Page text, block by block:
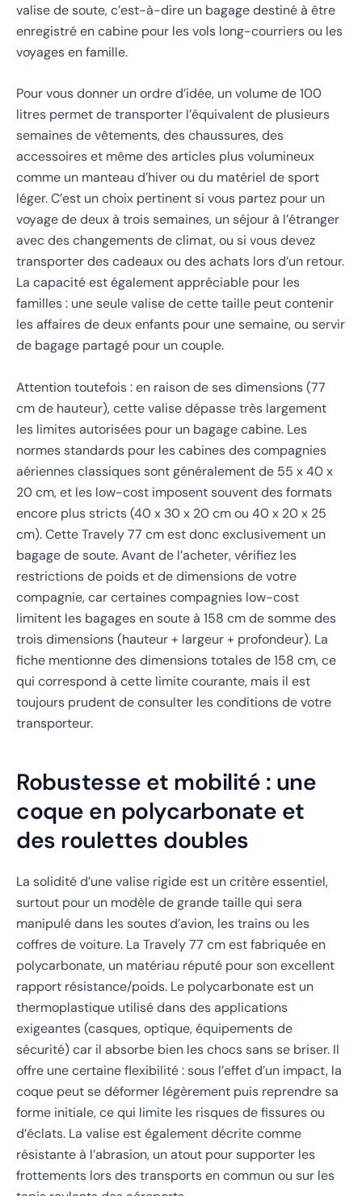
valise de soute, c’est-à-dire un bagage destiné à être
enregistré en cabine pour les vols long-courriers ou les
voyages en famille.
Pour vous donner un ordre d’idée, un volume de 100
litres permet de transporter l’équivalent de plusieurs
semaines de vêtements, des chaussures, des
accessoires et même des articles plus volumineux
comme un manteau d’hiver ou du matériel de sport
léger. C’est un choix pertinent si vous partez pour un
voyage de deux à trois semaines, un séjour à l’étranger
avec des changements de climat, ou si vous devez
transporter des cadeaux ou des achats lors d’un retour.
La capacité est également appréciable pour les
familles : une seule valise de cette taille peut contenir
les affaires de deux enfants pour une semaine, ou servir
de bagage partagé pour un couple.
Attention toutefois : en raison de ses dimensions (77
cm de hauteur), cette valise dépasse très largement
les limites autorisées pour un bagage cabine. Les
normes standards pour les cabines des compagnies
aériennes classiques sont généralement de 55 x 40 x
20 cm, et les low-cost imposent souvent des formats
encore plus stricts (40 x 30 x 20 cm ou 40 x 20 x 25
cm). Cette Travely 77 cm est donc exclusivement un
bagage de soute. Avant de l’acheter, vérifiez les
restrictions de poids et de dimensions de votre
compagnie, car certaines compagnies low-cost
limitent les bagages en soute à 158 cm de somme des
trois dimensions (hauteur + largeur + profondeur). La
fiche mentionne des dimensions totales de 158 cm, ce
qui correspond à cette limite courante, mais il est
toujours prudent de consulter les conditions de votre
transporteur.
Robustesse et mobilité : une
coque en polycarbonate et
des roulettes doubles
La solidité d’une valise rigide est un critère essentiel,
surtout pour un modèle de grande taille qui sera
manipulé dans les soutes d’avion, les trains ou les
coffres de voiture. La Travely 77 cm est fabriquée en
polycarbonate, un matériau réputé pour son excellent
rapport résistance/poids. Le polycarbonate est un
thermoplastique utilisé dans des applications
exigeantes (casques, optique, équipements de
sécurité) car il absorbe bien les chocs sans se briser. Il
offre une certaine flexibilité : sous l’effet d’un impact, la
coque peut se déformer légèrement puis reprendre sa
forme initiale, ce qui limite les risques de fissures ou
d’éclats. La valise est également décrite comme
résistante à l’abrasion, un atout pour supporter les
frottements lors des transports en commun ou sur les